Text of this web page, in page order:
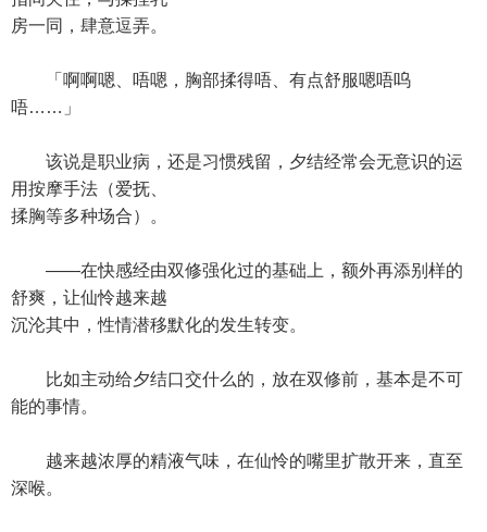
房一同，肆意逗弄。
「啊啊嗯、唔嗯，胸部揉得唔、有点舒服嗯唔呜
唔……」
该说是职业病，还是习惯残留，夕结经常会无意识的运
用按摩手法（爱抚、
揉胸等多种场合）。
——在快感经由双修强化过的基础上，额外再添别样的
舒爽，让仙怜越来越
沉沦其中，性情潜移默化的发生转变。
比如主动给夕结口交什么的，放在双修前，基本是不可
能的事情。
越来越浓厚的精液气味，在仙怜的嘴里扩散开来，直至
深喉。